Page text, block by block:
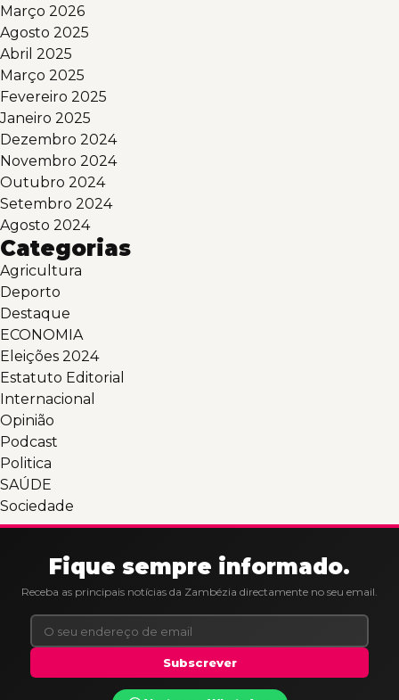
Março 2026
Agosto 2025
Abril 2025
Março 2025
Fevereiro 2025
Janeiro 2025
Dezembro 2024
Novembro 2024
Outubro 2024
Setembro 2024
Agosto 2024
Categorias
Agricultura
Deporto
Destaque
ECONOMIA
Eleições 2024
Estatuto Editorial
Internacional
Opinião
Podcast
Politica
SAÚDE
Sociedade
Fique sempre informado.
Receba as principais notícias da Zambézia directamente no seu email.
Subscrever